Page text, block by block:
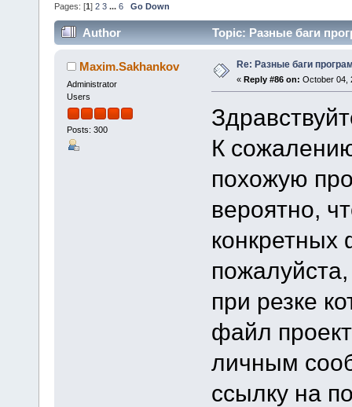
Pages: [1 ] 2 3 ... 6 Go Down
Author Topic: Разные баги
Maxim.Sakhankov
Administrator
Users
Posts: 300
Re: Разные баги
« Reply #86 on: October 04,
К
похожую
вероятно,
при резке
файл
личным
ссылку на